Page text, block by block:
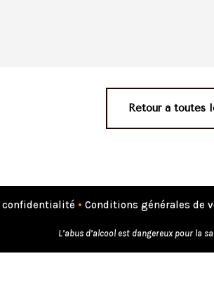
Retour à toutes
confidentialité • Conditions générales de
L’abus d’alcool est dangereux pour la